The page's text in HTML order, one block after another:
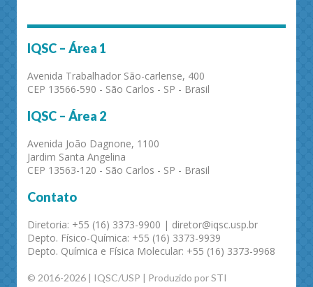
IQSC – Área 1
Avenida Trabalhador São-carlense, 400
CEP 13566-590 - São Carlos - SP - Brasil
IQSC – Área 2
Avenida João Dagnone, 1100
Jardim Santa Angelina
CEP 13563-120 - São Carlos - SP - Brasil
Contato
Diretoria: +55 (16) 3373-9900 | diretor@iqsc.usp.br
Depto. Físico-Química: +55 (16) 3373-9939
Depto. Química e Física Molecular: +55 (16) 3373-9968
© 2016-2026 | IQSC/USP | Produzido por STI